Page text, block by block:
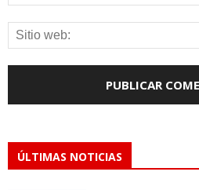
ÚLTIMAS NOTICIAS